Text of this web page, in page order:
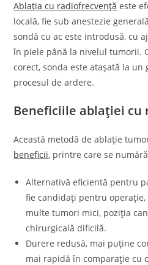
Ablația cu radiofrecvență este
locală, fie sub anestezie
sondă cu ac este introdusă, cu
în piele până la nivelul tumorii.
corect, sonda este atașată la
procesul de ardere.
Beneficiile ablației cu
Această metodă de ablație
beneficii, printre care se
Alternativă eficientă pentru
fie candidați pentru operație,
multe tumori mici, poziția
chirurgicală dificilă.
Durere redusă, mai puține
mai rapidă în comparație cu